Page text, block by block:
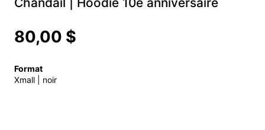
80,00 $
Format
Xmall | noir